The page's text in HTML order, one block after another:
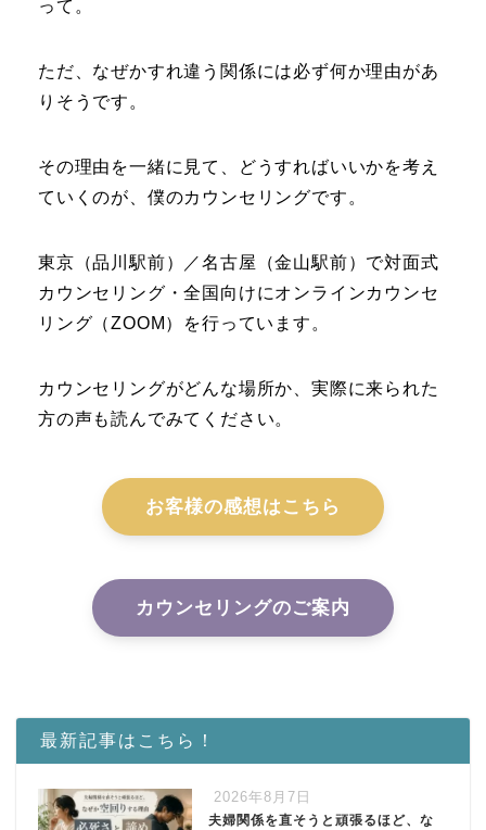
って。
ただ、なぜかすれ違う関係には必ず何か理由があ
りそうです。
その理由を一緒に見て、どうすればいいかを考え
ていくのが、僕のカウンセリングです。
東京（品川駅前）／名古屋（金山駅前）で対面式
カウンセリング・全国向けにオンラインカウンセ
リング（ZOOM）を行っています。
カウンセリングがどんな場所か、実際に来られた
方の声も読んでみてください。
お客様の感想はこちら
カウンセリングのご案内
最新記事はこちら！
2026年8月7日
夫婦関係を直そうと頑張るほど、な